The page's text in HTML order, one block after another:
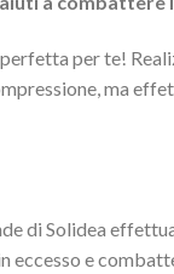
per te!
ma
di Solidea
eccesso e